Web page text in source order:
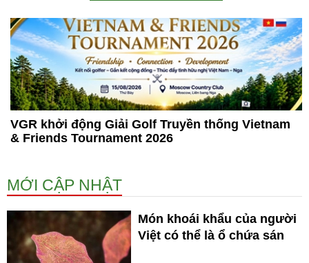
VGR khởi động Giải Golf Truyền thống Vietnam
& Friends Tournament 2026
MỚI CẬP NHẬT
Món khoái khẩu của người
Việt có thể là ổ chứa sán